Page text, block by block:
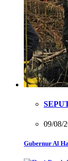
09/08/
Gubernur Al